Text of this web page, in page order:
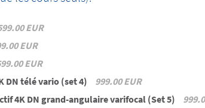
EUR
EUR
EUR
DN télé vario (set 4)
999.00 EUR
4K DN grand-angulaire varifocal (Set 5)